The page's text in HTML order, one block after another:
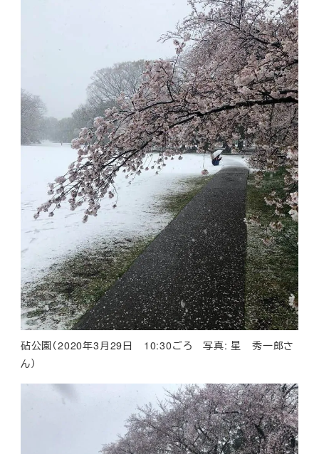
砧公園（2020年3月29日 10:30ごろ 写真: 星 秀一郎さ
ん）